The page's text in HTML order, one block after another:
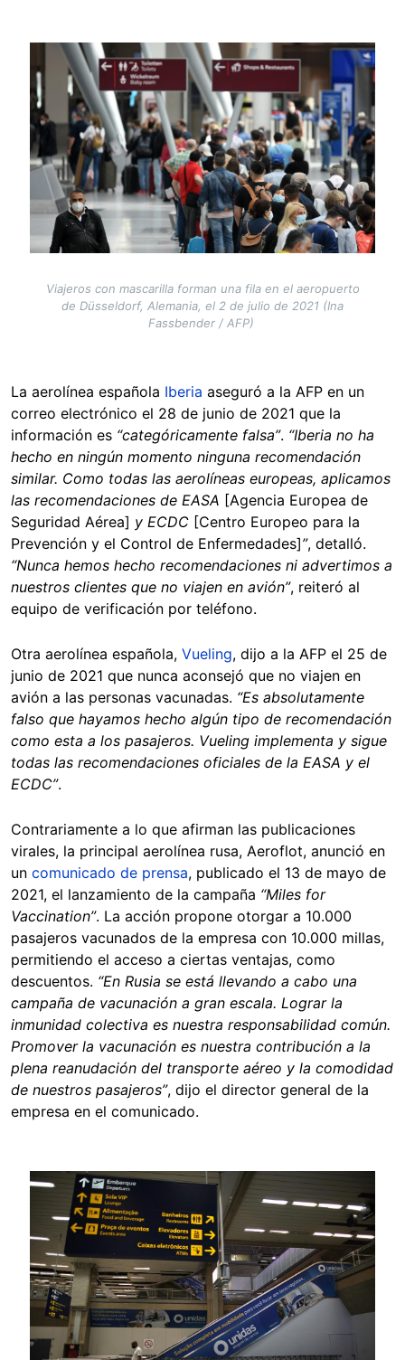
Viajeros con mascarilla forman una fila en el aeropuerto
de Düsseldorf, Alemania, el 2 de julio de 2021 (Ina
Fassbender / AFP)
La aerolínea española Iberia aseguró a la AFP en un
correo electrónico el 28 de junio de 2021 que la
información es “categóricamente falsa”. “Iberia no ha
hecho en ningún momento ninguna recomendación
similar. Como todas las aerolíneas europeas, aplicamos
las recomendaciones de EASA [Agencia Europea de
Seguridad Aérea] y ECDC [Centro Europeo para la
Prevención y el Control de Enfermedades]”, detalló.
“Nunca hemos hecho recomendaciones ni advertimos a
nuestros clientes que no viajen en avión”, reiteró al
equipo de verificación por teléfono.
Otra aerolínea española, Vueling, dijo a la AFP el 25 de
junio de 2021 que nunca aconsejó que no viajen en
avión a las personas vacunadas. “Es absolutamente
falso que hayamos hecho algún tipo de recomendación
como esta a los pasajeros. Vueling implementa y sigue
todas las recomendaciones oficiales de la EASA y el
ECDC”.
Contrariamente a lo que afirman las publicaciones
virales, la principal aerolínea rusa, Aeroflot, anunció en
un comunicado de prensa, publicado el 13 de mayo de
2021, el lanzamiento de la campaña “Miles for
Vaccination”. La acción propone otorgar a 10.000
pasajeros vacunados de la empresa con 10.000 millas,
permitiendo el acceso a ciertas ventajas, como
descuentos. “En Rusia se está llevando a cabo una
campaña de vacunación a gran escala. Lograr la
inmunidad colectiva es nuestra responsabilidad común.
Promover la vacunación es nuestra contribución a la
plena reanudación del transporte aéreo y la comodidad
de nuestros pasajeros”, dijo el director general de la
empresa en el comunicado.
Image